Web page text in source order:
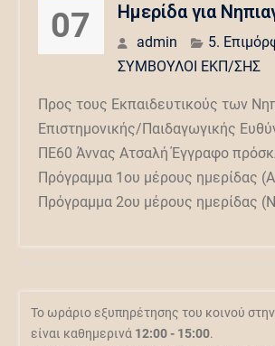
07
Ημερίδα για
admin 5.
ΣΥΜΒΟΥΛΟΙ ΕΚΠ/ΣΗΣ
Προς τους Εκπαιδευτικούς των
Επιστημονικής/Παιδαγωγικής
ΠΕ60 Άννας Ατσαλή Έγγραφο
Πρόγραμμα 1ου μέρους ημερίδας
Πρόγραμμα 2ου μέρους ημερίδας
Το ωράριο εξυπηρέτησης του κοινού
είναι καθημερινά 12:00 - 15:00.